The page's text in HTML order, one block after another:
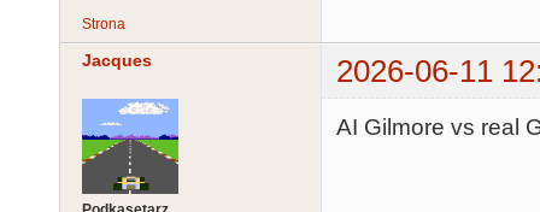
Strona
Jacques 2026-06-11
AI Gilmore vs real